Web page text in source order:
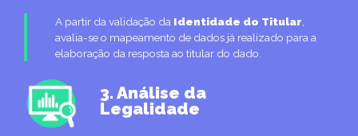
A partir da validação da Identidade do Titular
avalia-se o mapeamento de dados já realizado para a
elaboração da resposta ao titular do dado.
3. Análise da
Legalidade